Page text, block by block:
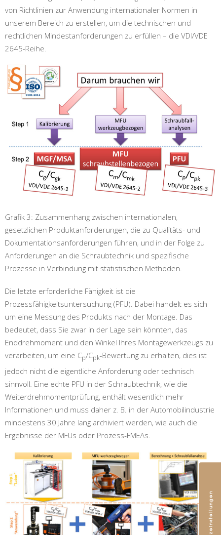
von Richtlinien zur Anwendung internationaler Normen in
unserem Bereich zu erstellen, um die technischen und
rechtlichen Mindestanforderungen zu erfüllen – die VDI/VDE
2645-Reihe.
Grafik 3: Zusammenhang zwischen internationalen,
gesetzlichen Produktanforderungen, die zu Qualitäts- und
Dokumentationsanforderungen führen, und in der Folge zu
Anforderungen an die Schraubtechnik und spezifische
Prozesse in Verbindung mit statistischen Methoden.
Die letzte erforderliche Fähigkeit ist die
Prozessfähigkeitsuntersuchung (PFU). Dabei handelt es sich
um eine Messung des Produkts nach der Montage. Das
bedeutet, dass Sie zwar in der Lage sein könnten, das
Enddrehmoment und den Winkel Ihres Montagewerkzeugs zu
verarbeiten, um eine Cp/Cpk-Bewertung zu erhalten, dies ist
jedoch nicht die eigentliche Anforderung oder technisch
sinnvoll. Eine echte PFU in der Schraubtechnik, wie die
Weiterdrehmomentprüfung, enthält wesentlich mehr
Informationen und muss daher z. B. in der Automobilindustrie
mindestens 30 Jahre lang archiviert werden, wie auch die
Ergebnisse der MFUs oder Prozess-FMEAs.